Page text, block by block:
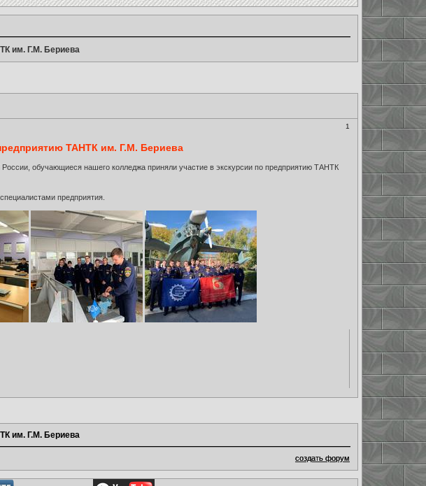
им. Г.М. Бериева
1
ТАНТК им. Г.М. Бериева
обучающиеся нашего колледжа приняли участие в экскурсии по предприятию ТАНТК
предприятия.
им. Г.М. Бериева
создать форум